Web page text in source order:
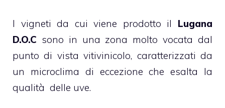
I vigneti da cui viene prodotto il Lugana
D.O.C sono in una zona molto vocata dal
punto di vista vitivinicolo, caratterizzati da
un microclima di eccezione che esalta la
qualità delle uve.